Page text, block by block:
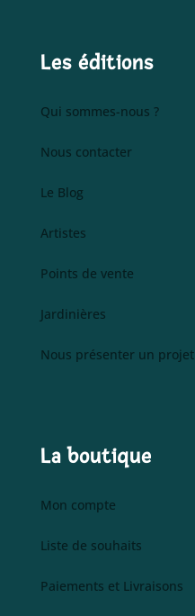
Les éditions
Qui sommes-nous ?
Nous contacter
Le Blog
Artistes
Points de vente
Jardinières
Nous présenter un projet
La boutique
Mon compte
Liste de souhaits
Paiements et Livraisons